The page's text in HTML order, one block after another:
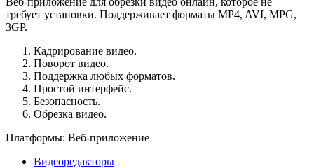
требует установки. Поддерживает форматы MP4, AVI, MPG,
3GP.
Кадрирование видео.
Поворот видео.
Поддержка любых форматов.
Простой интерфейс.
Безопасность.
Обрезка видео.
Платформы: Веб-приложение
Видеоредакторы